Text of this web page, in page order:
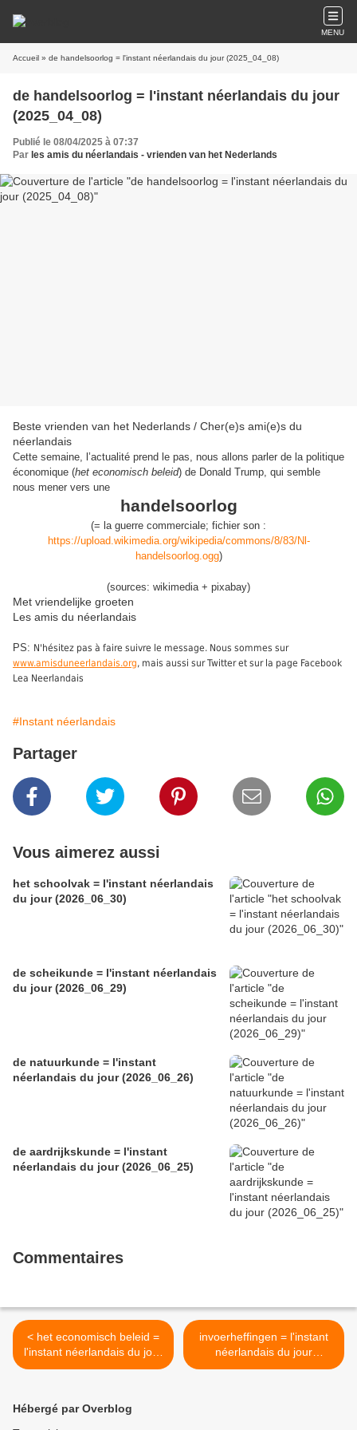
MENU
Accueil » de handelsoorlog = l'instant néerlandais du jour (2025_04_08)
de handelsoorlog = l'instant néerlandais du jour
(2025_04_08)
Publié le 08/04/2025 à 07:37
Par les amis du néerlandais - vrienden van het Nederlands
Beste vrienden van het Nederlands / Cher(e)s ami(e)s du
néerlandais
Cette semaine, l’actualité prend le pas, nous allons parler de la politique
économique (het economisch beleid) de Donald Trump, qui semble
nous mener vers une
handelsoorlog
(= la guerre commerciale; fichier son :
https://upload.wikimedia.org/wikipedia/commons/8/83/Nl-
handelsoorlog.ogg)
(sources: wikimedia + pixabay)
Met vriendelijke groeten
Les amis du néerlandais
PS: N'hésitez pas à faire suivre le message. Nous sommes sur
www.amisduneerlandais.org, mais aussi sur Twitter et sur la page Facebook
Lea Neerlandais
#Instant néerlandais
Partager
Vous aimerez aussi
het schoolvak = l'instant néerlandais
du jour (2026_06_30)
de scheikunde = l'instant néerlandais
du jour (2026_06_29)
de natuurkunde = l'instant
néerlandais du jour (2026_06_26)
de aardrijkskunde = l'instant
néerlandais du jour (2026_06_25)
Commentaires
< het economisch beleid =
l'instant néerlandais du jour
(2025_04_07)
invoerheffingen = l'instant
néerlandais du jour
(2025_04_09) >
Hébergé par Overblog